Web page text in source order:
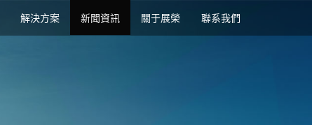
解決方案 新聞資訊 關于展榮 聯系我們